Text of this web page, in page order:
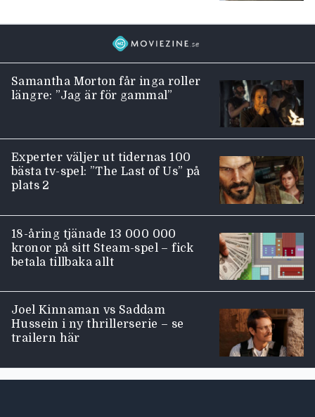
Samantha Morton får inga roller
längre: ”Jag är för gammal”
Experter väljer ut tidernas 100
bästa tv-spel: ”The Last of Us” på
plats 2
18-åring tjänade 13 000 000
kronor på sitt Steam-spel – fick
betala tillbaka allt
Joel Kinnaman vs Saddam
Hussein i ny thrillerserie – se
trailern här